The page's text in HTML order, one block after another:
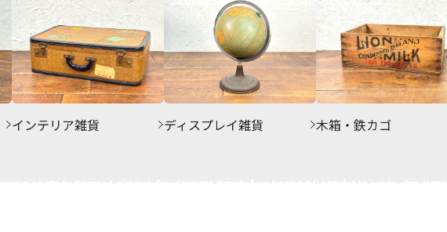
インテリア雑貨 ディスプレイ雑貨 木箱・鉄カゴ